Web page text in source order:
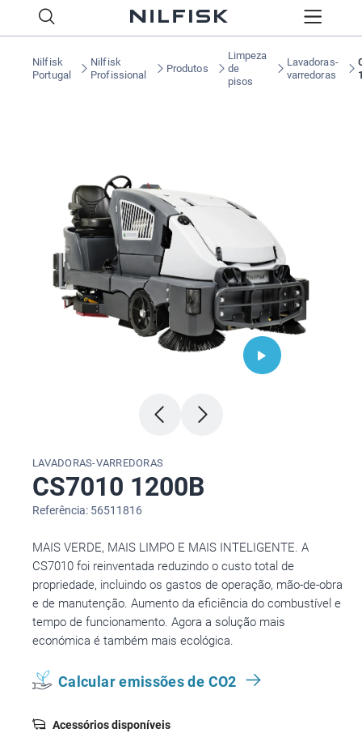
Nilfisk
Portugal
Nilfisk
Profissional
Produtos
Limpeza
de
pisos
Lavadoras-
varredoras
LAVADORAS-VARREDORAS
CS7010 1200B
Referência: 56511816
MAIS VERDE, MAIS LIMPO E MAIS INTELIGENTE. A
CS7010 foi reinventada reduzindo o custo total de
propriedade, incluindo os gastos de operação, mão-de-obra
e de manutenção. Aumento da eficiência do combustível e
tempo de funcionamento. Agora a solução mais
económica é também mais ecológica.
Calcular emissões de CO2
Acessórios disponíveis